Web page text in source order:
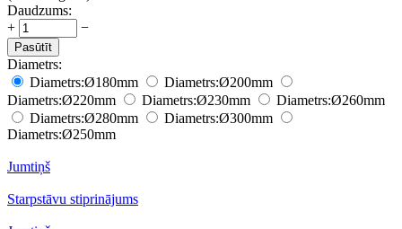
Daudzums:
+
−
Pasūtīt
Diametrs:
Diametrs:Ø180mm Diametrs:Ø200mm
Diametrs:Ø220mm Diametrs:Ø230mm Diametrs:Ø260mm
Diametrs:Ø280mm Diametrs:Ø300mm
Diametrs:Ø250mm
Jumtiņš
Starpstāvu stiprinājums